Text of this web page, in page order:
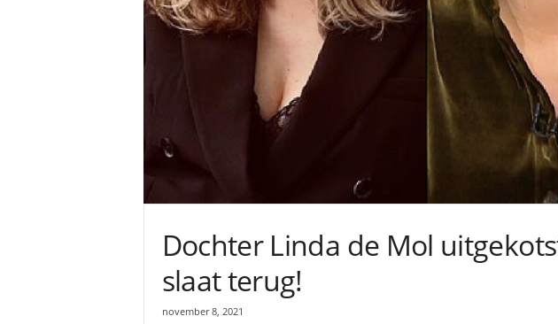
Dochter Linda de Mol
slaat terug!
november 8, 2021